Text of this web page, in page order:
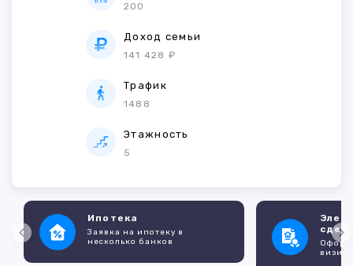
200
Доход семьи
141 428 ₽
Трафик
1488
Этажность
5
Ипотека
Заявка на ипотеку в
несколько банков